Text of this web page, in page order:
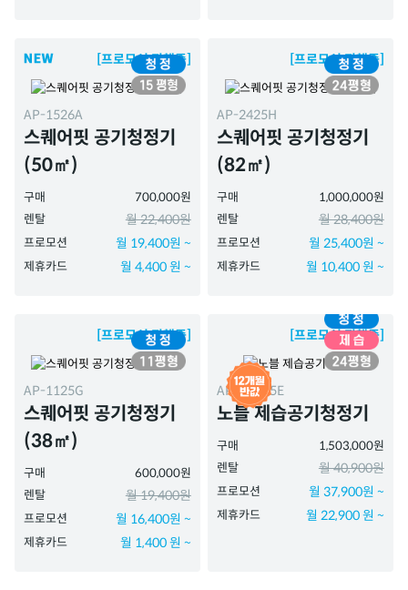
[프로모션 진행중]
AP-1526A
스퀘어핏 공기청정기
(50㎡)
구매
700,000원
렌탈
월 22,400원
프로모션 월 19,400원 ~
제휴카드 월 4,400 원 ~
[프로모션 진행중]
AP-2425H
스퀘어핏 공기청정기
(82㎡)
구매
1,000,000원
렌탈
월 28,400원
프로모션 월 25,400원 ~
제휴카드 월 10,400 원 ~
[프로모션 진행중]
AP-1125G
스퀘어핏 공기청정기
(38㎡)
구매
600,000원
렌탈
월 19,400원
프로모션 월 16,400원 ~
제휴카드 월 1,400 원 ~
[프로모션 진행중]
APD-1025E
노블 제습공기청정기
구매
1,503,000원
렌탈
월 40,900원
프로모션 월 37,900원 ~
제휴카드 월 22,900 원 ~